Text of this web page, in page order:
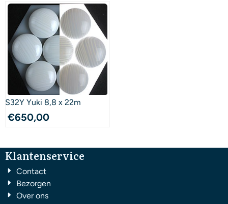
S32Y Yuki 8,8 x 22m
€650,00
Klantenservice
Contact
Bezorgen
Over ons